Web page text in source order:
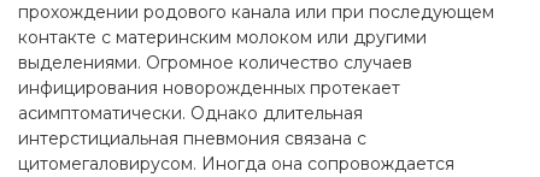
прохождении родового канала или при последующем
контакте с материнским молоком или другими
выделениями. Огромное количество случаев
инфицирования новорожденных протекает
асимптоматически. Однако длительная
интерстициальная пневмония связана с
цитомегаловирусом. Иногда она сопровождается